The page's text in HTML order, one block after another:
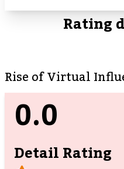
Rating
Rise of Virtual
0.0
Detail Rating